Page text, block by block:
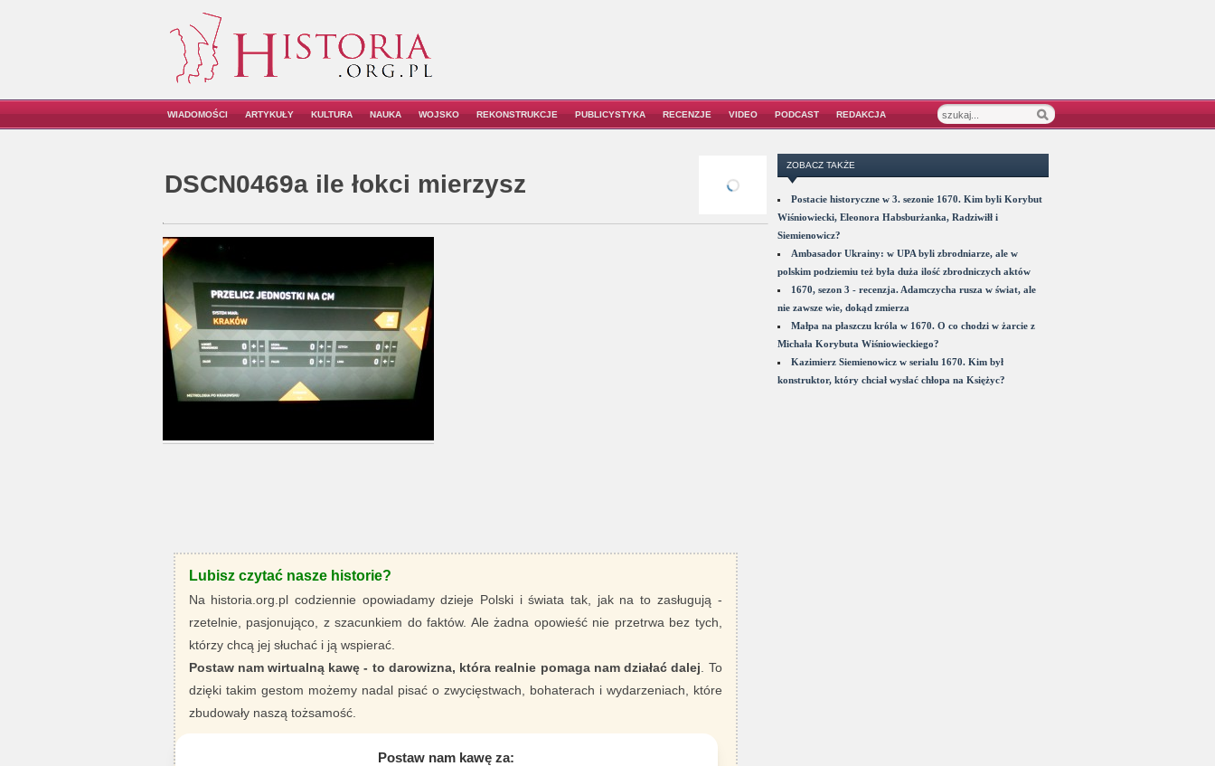
WIADOMOŚCI ARTYKUŁY KULTURA NAUKA WOJSKO REKONSTRUKCJE PUBLICYSTYKA RECENZJE VIDEO PODCAST REDAKCJA
DSCN0469a ile łokci mierzysz
Lubisz czytać nasze historie?
Na historia.org.pl codziennie opowiadamy dzieje Polski i świata tak, jak na to zasługują -
rzetelnie, pasjonująco, z szacunkiem do faktów. Ale żadna opowieść nie przetrwa bez tych,
którzy chcą jej słuchać i ją wspierać.
Postaw nam wirtualną kawę - to darowizna, która realnie pomaga nam działać dalej . To
dzięki takim gestom możemy nadal pisać o zwycięstwach, bohaterach i wydarzeniach, które
zbudowały naszą tożsamość.
Postaw nam kawę za:
ZOBACZ TAKŻE
Postacie historyczne w 3. sezonie 1670. Kim byli Korybut
Wiśniowiecki, Eleonora Habsburżanka, Radziwiłł i
Siemienowicz?
Ambasador Ukrainy: w UPA byli zbrodniarze, ale w
polskim podziemiu też była duża ilość zbrodniczych aktów
1670, sezon 3 - recenzja. Adamczycha rusza w świat, ale
nie zawsze wie, dokąd zmierza
Małpa na płaszczu króla w 1670. O co chodzi w żarcie z
Michała Korybuta Wiśniowieckiego?
Kazimierz Siemienowicz w serialu 1670. Kim był
konstruktor, który chciał wysłać chłopa na Księżyc?